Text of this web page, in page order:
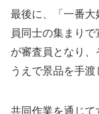
最後に、「一番
員同士の集まり
が審査員となり
うえで景品を手渡
共同作業を通じて